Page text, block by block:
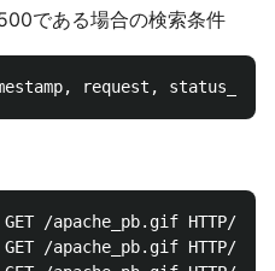
である場合の検索条件